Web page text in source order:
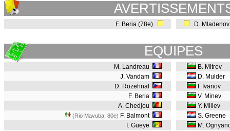
F. Beria (78e) D.
EQUIPES
M. Landreau
J. Vandam
D. Rozehnal
F. Beria
A. Chedjou
(Rio Mavuba, 80e) F. Balmont
I. Gueye
B. Mitrev
D. Mulder
I. Ivanov
V. Minev
Y. Miliev
S. Greene
M.